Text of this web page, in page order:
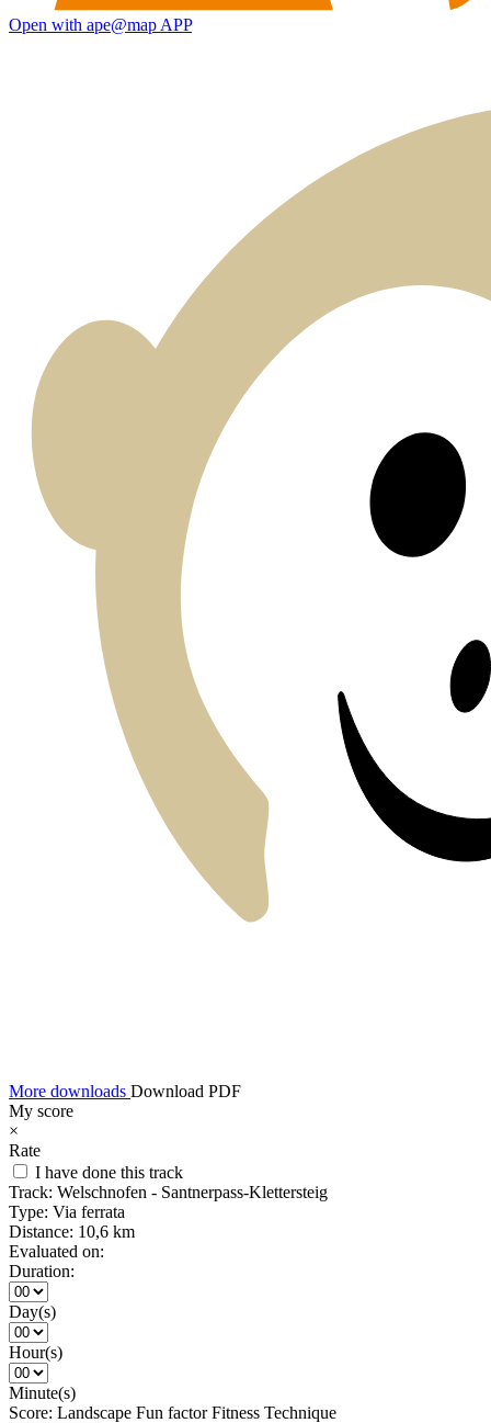
Open with ape@map APP
More downloads Download PDF
My score
×
Rate
I have done this track
Track: Welschnofen - Santnerpass-Klettersteig
Type: Via ferrata
Distance: 10,6 km
Evaluated on:
Duration:
Day(s)
Hour(s)
Minute(s)
Score: Landscape Fun factor Fitness Technique